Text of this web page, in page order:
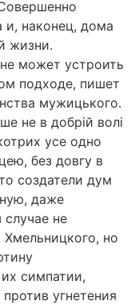
и, наконец, дома
жизни.
может устроить
подходе, пишет
мужицького.
не в добрій волі
усе одно
без довгу в
создатели дум
даже
не
но
симпатии,
угнетения